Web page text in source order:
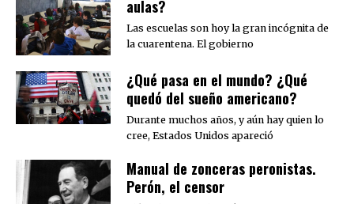
aulas?
Las escuelas son hoy la gran incógnita de
la cuarentena. El gobierno
¿Qué pasa en el mundo? ¿Qué
quedó del sueño americano?
Durante muchos años, y aún hay quien lo
cree, Estados Unidos apareció
Manual de zonceras peronistas.
Perón, el censor